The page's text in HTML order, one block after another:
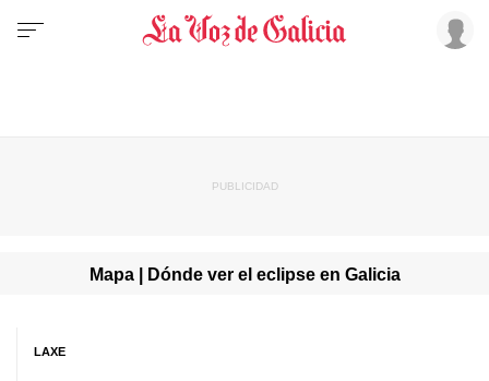
Mapa | Dónde ver el eclipse en Galicia
LAXE